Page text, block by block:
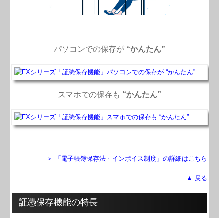
社長メニューASP版
経営革新等支援機関とは
個人情報保護方針
パソコンでの保存が “かんたん”
スマホでの保存も “かんたん”
＞ 「電子帳簿保存法・インボイス制度」の詳細はこちら
▲ 戻る
証憑保存機能の特長